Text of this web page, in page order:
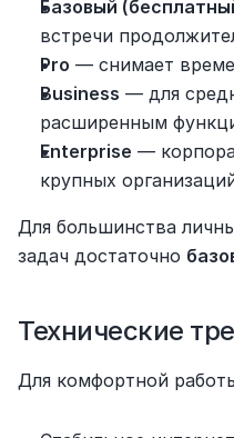
Базовый
встречи
Pro — снимает
Business — для
расширенным
Enterprise —
крупных
Для большинства
задач достаточно
Технические
Для комфортной